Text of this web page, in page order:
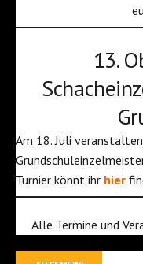
13.
Am 18. Juli
Turnier könnt ihr hier
Alle Termine und